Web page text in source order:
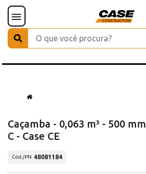
Caçamba - 0,063 m³ - 500 mm
C - Case CE
Cód./PN 48081184